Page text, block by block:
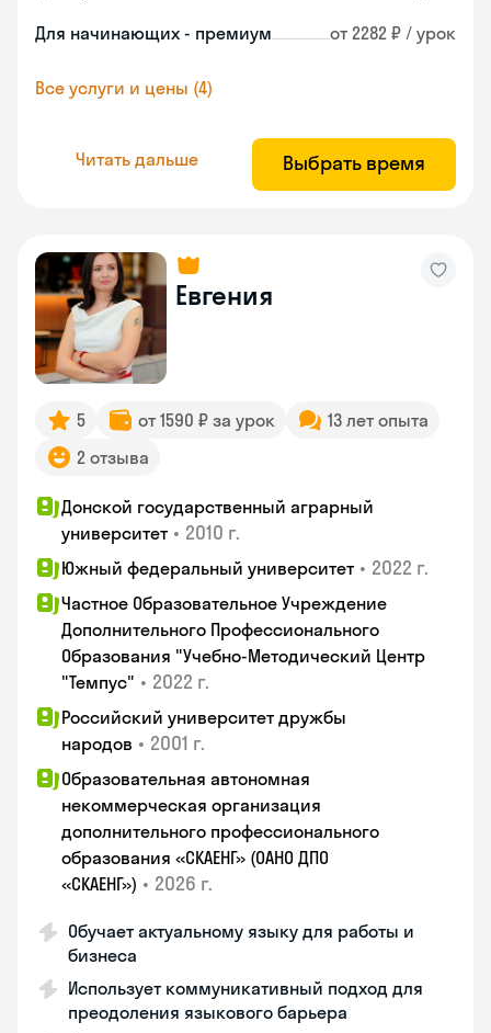
Для начинающих - премиум от 2282 ₽ / урок
Все услуги и цены (4)
Читать дальше Выбрать время
Евгения
5 от 1590 ₽ за урок
13 лет опыта
2 отзыва
Донской государственный аграрный
университет • 2010 г.
Южный федеральный университет • 2022 г.
Частное Образовательное Учреждение
Дополнительного Профессионального
Образования "Учебно-Методический Центр
"Темпус" • 2022 г.
Российский университет дружбы
народов • 2001 г.
Образовательная автономная
некоммерческая организация
дополнительного профессионального
образования «СКАЕНГ» (ОАНО ДПО
«СКАЕНГ») • 2026 г.
Обучает актуальному языку для работы и
бизнеса
Использует коммуникативный подход для
преодоления языкового барьера